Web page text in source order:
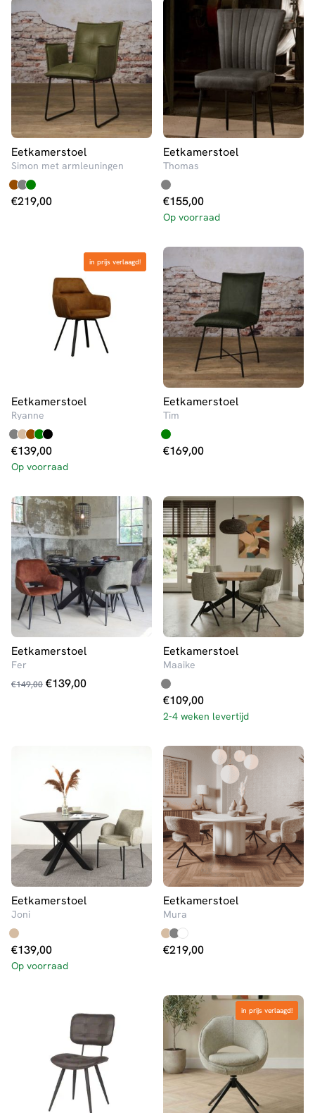
Eetkamerstoel
Simon met armleuningen
€219,00
Eetkamerstoel
Thomas
€155,00
Op voorraad
in prijs verlaagd!
in prijs verlaagd!
Eetkamerstoel
Ryanne
€139,00
Op voorraad
Eetkamerstoel
Tim
€169,00
Eetkamerstoel
Fer
€149,00
Oorspronkelijke
€139,00
Huidige
Eetkamerstoel
Maaike
€109,00
2-4 weken levertijd
Eetkamerstoel
Joni
€139,00
Op voorraad
Eetkamerstoel
Mura
€219,00
in prijs verlaagd!
in prijs verlaagd!